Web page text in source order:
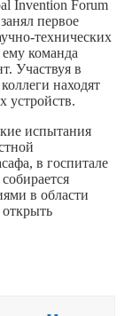
Invention Forum
первое
технических
команда
Участвуя в
находят
устройств.
испытания
в госпитале
в области